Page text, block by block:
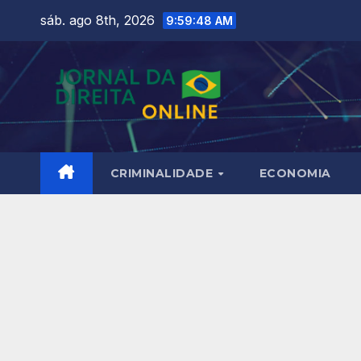
content
sáb. ago 8th, 2026 9:59:49 AM
CRIMINALIDADE ECONOMIA